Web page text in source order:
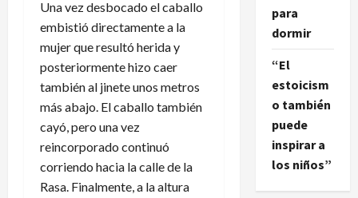
Una vez desbocado el caballo
embistió directamente a la
mujer que resultó herida y
posteriormente hizo caer
también al jinete unos metros
más abajo. El caballo también
cayó, pero una vez
reincorporado continuó
corriendo hacia la calle de la
Rasa. Finalmente, a la altura
para
dormir
“El
estoicism
o también
puede
inspirar a
los niños”